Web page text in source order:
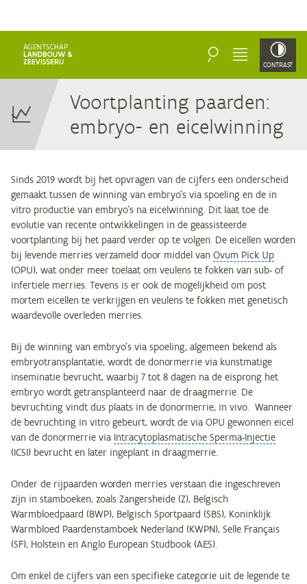
ZOEKEN MENU CONTRAST
Voort­plan­ting paar­den:
em­bryo- en eicelwinning
Sinds 2019 wordt bij het opvragen van de cijfers een onderscheid
gemaakt tussen de winning van embryo’s via spoeling en de in
vitro productie van embryo’s na eicelwinning. Dit laat toe de
evolutie van recente ontwikkelingen in de geassisteerde
voortplanting bij het paard verder op te volgen. De eicellen worden
bij levende merries verzameld door middel van Ovum Pick Up
(OPU), wat onder meer toelaat om veulens te fokken van sub- of
infertiele merries. Tevens is er ook de mogelijkheid om post
mortem eicellen te verkrijgen en veulens te fokken met genetisch
waardevolle overleden merries.
Bij de winning van embryo’s via spoeling, algemeen bekend als
embryotransplantatie, wordt de donormerrie via kunstmatige
inseminatie bevrucht, waarbij 7 tot 8 dagen na de eisprong het
embryo wordt getransplanteerd naar de draagmerrie. De
bevruchting vindt dus plaats in de donormerrie, in vivo. Wanneer
de bevruchting in vitro gebeurt, wordt de via OPU gewonnen eicel
van de donormerrie via Intracytoplasmatische Sperma-Injectie
(ICSI) bevrucht en later ingeplant in draagmerrie.
Onder de rijpaarden worden merries verstaan die ingeschreven
zijn in stamboeken, zoals Zangersheide (Z), Belgisch
Warmbloedpaard (BWP), Belgisch Sportpaard (SBS), Koninklijk
Warmbloed Paardenstamboek Nederland (KWPN), Selle Français
(SF), Holstein en Anglo European Studbook (AES).
Om enkel de cijfers van een specifieke categorie uit de legende te